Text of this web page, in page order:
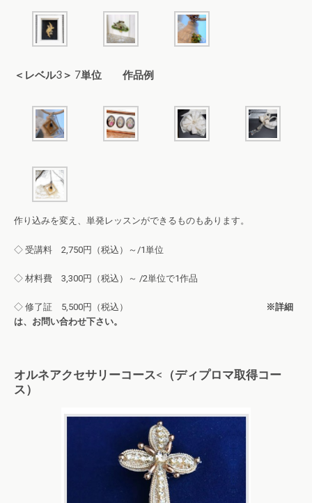
＜レベル3＞ 7単位 作品例
作り込みを変え、単発レッスンができるものもあります。
◇ 受講料 2,750円（税込）～/1単位
◇ 材料費 3,300円（税込）～ /2単位で1作品
◇ 修了証 5,500円（税込）
※詳細
は、お問い合わせ下さい。
オルネアクセサリーコース<（ディプロマ取得コー
ス）